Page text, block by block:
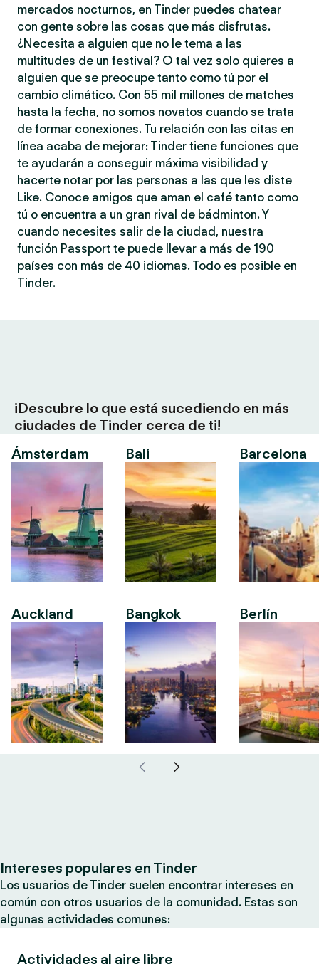
mercados nocturnos, en Tinder puedes chatear
con gente sobre las cosas que más disfrutas.
¿Necesita a alguien que no le tema a las
multitudes de un festival? O tal vez solo quieres a
alguien que se preocupe tanto como tú por el
cambio climático. Con 55 mil millones de matches
hasta la fecha, no somos novatos cuando se trata
de formar conexiones. Tu relación con las citas en
línea acaba de mejorar: Tinder tiene funciones que
te ayudarán a conseguir máxima visibilidad y
hacerte notar por las personas a las que les diste
Like. Conoce amigos que aman el café tanto como
tú o encuentra a un gran rival de bádminton. Y
cuando necesites salir de la ciudad, nuestra
función Passport te puede llevar a más de 190
países con más de 40 idiomas. Todo es posible en
Tinder.
¡Descubre lo que está sucediendo en más
ciudades de Tinder cerca de ti!
Ámsterdam
Auckland
Bali
Bangkok
Barcelona
Berlín
Intereses populares en Tinder
Los usuarios de Tinder suelen encontrar intereses en
común con otros usuarios de la comunidad. Estas son
algunas actividades comunes:
Actividades al aire libre